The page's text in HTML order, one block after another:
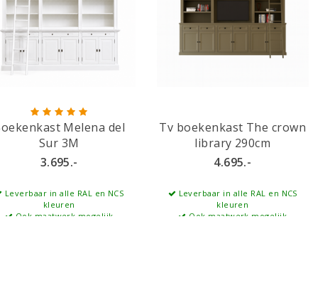
Melena del
Sur 3M
3.695.-
Leverbaar in alle RAL en NCS
kleuren
Ook maatwerk mogelijk
Tv boekenkast The crown
library 290cm
4.695.-
Leverbaar in alle RAL en NCS
kleuren
Ook maatwerk mogelijk